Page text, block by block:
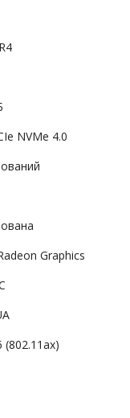
NVMe 4.0
Graphics
(802.11ax)